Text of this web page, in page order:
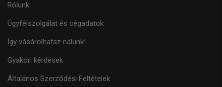
Rólunk
Ügyfélszolgálat és cégadatok
Így vásárolhatsz nálunk!
Gyakori kérdések
Általános Szerződési Feltételek